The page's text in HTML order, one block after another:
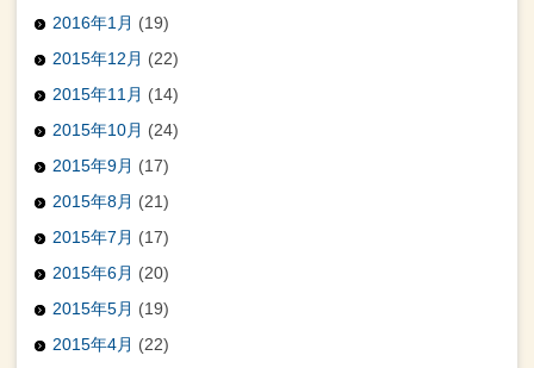
2016年1月 (19)
2015年12月 (22)
2015年11月 (14)
2015年10月 (24)
2015年9月 (17)
2015年8月 (21)
2015年7月 (17)
2015年6月 (20)
2015年5月 (19)
2015年4月 (22)